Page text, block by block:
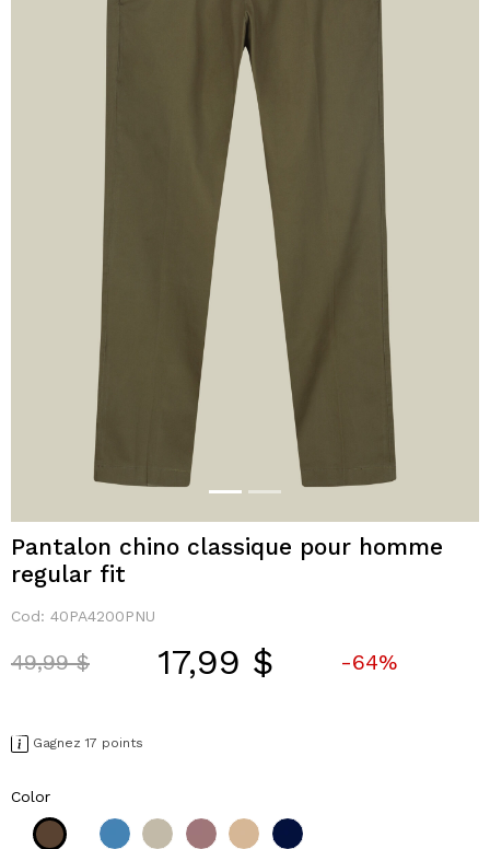
Pantalon chino classique pour homme
regular fit
Cod: 40PA4200PNU
Price reduced from
49,99 $to 17,99 $ -64%
Gagnez 17 points
Color